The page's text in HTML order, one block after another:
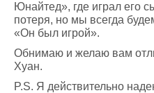
Юнайтед», где играл его
потеря, но мы всегда
«Он был игрой».
Обнимаю и желаю вам
Хуан.
P.S. Я действительно